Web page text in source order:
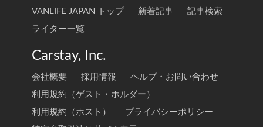
VANLIFE JAPAN トップ
新着記事
記事検索
ライター一覧
Carstay, Inc.
会社概要 採用情報
ヘルプ・お問い合わせ
利用規約（ゲスト・ホルダー）
利用規約（ホスト）
プライバシーポリシー